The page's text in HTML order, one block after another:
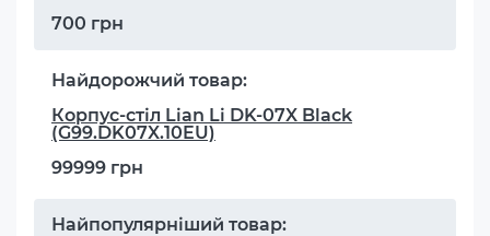
700 грн
Найдорожчий товар:
Корпус-стіл Lian Li DK-07X Black
(G99.DK07X.10EU)
99999 грн
Найпопулярніший товар: